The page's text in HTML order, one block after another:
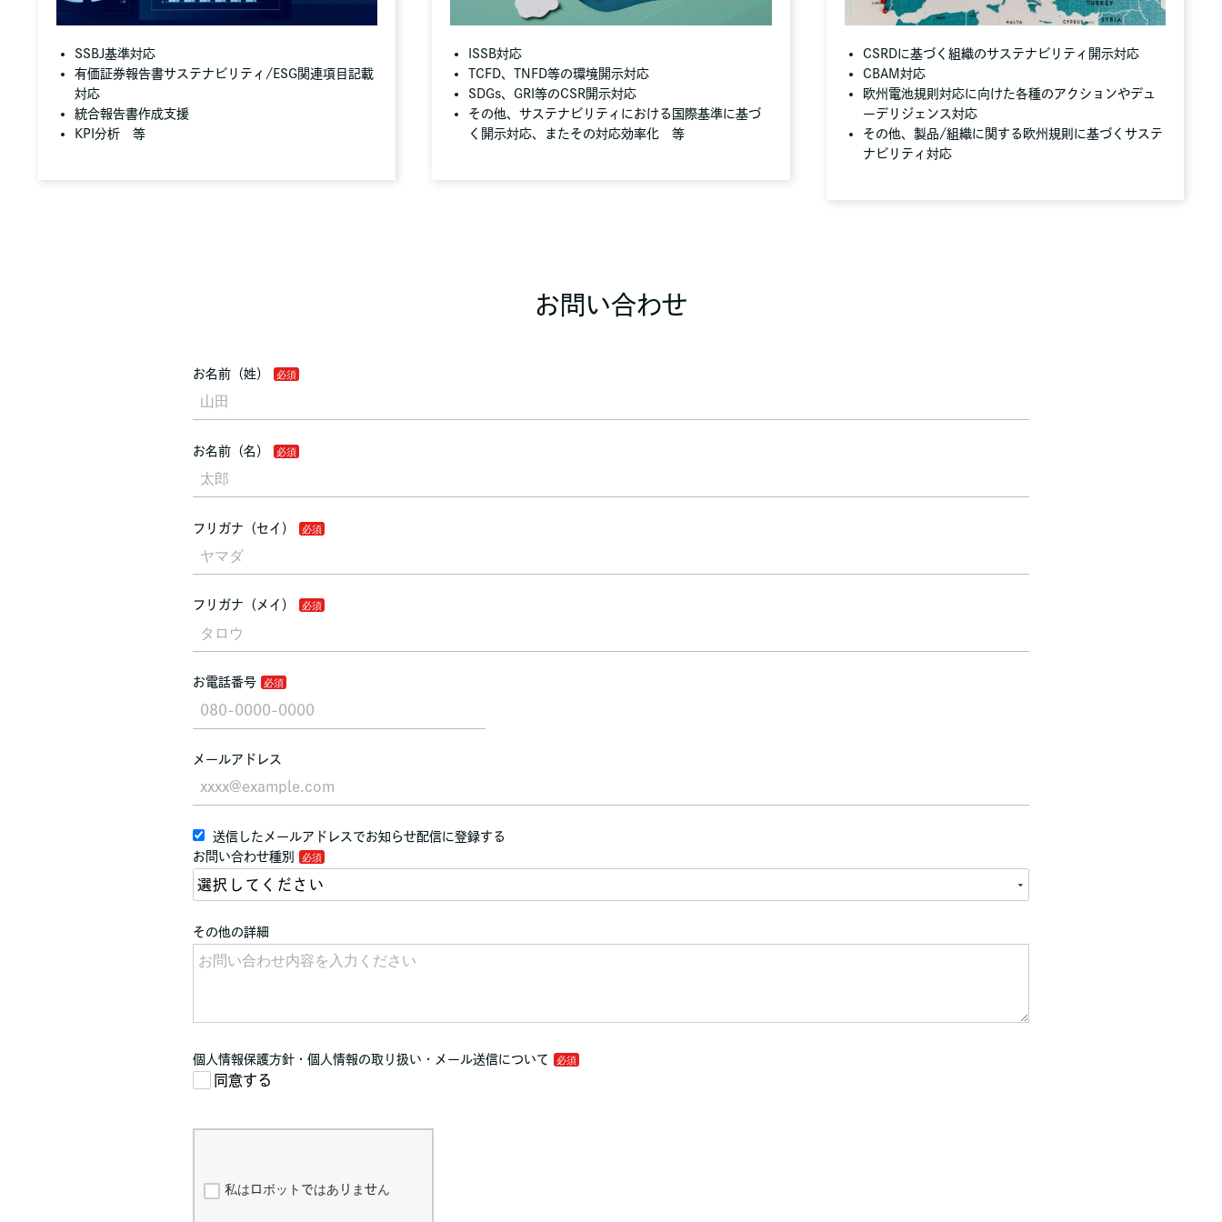
SSBJ基準対応
有価証券報告書サステナビリティ/ESG関連項目記載
対応
統合報告書作成支援
KPI分析 等
ISSB対応
TCFD、TNFD等の環境開示対応
SDGs、GRI等のCSR開示対応
その他、サステナビリティにおける国際基準に基づ
く開示対応、またその対応効率化 等
CSRDに基づく組織のサステナビリティ開示対応
CBAM対応
欧州電池規則対応に向けた各種のアクションやデュ
ーデリジェンス対応
その他、製品/組織に関する欧州規則に基づくサステ
ナビリティ対応